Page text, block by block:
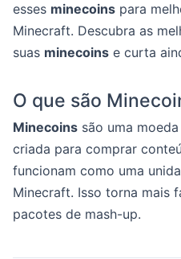
esses minecoins para
Minecraft. Descubra as
suas minecoins e curta
O que são
Minecoins são uma
criada para comprar
funcionam como uma
Minecraft. Isso torna mais
pacotes de mash-up.